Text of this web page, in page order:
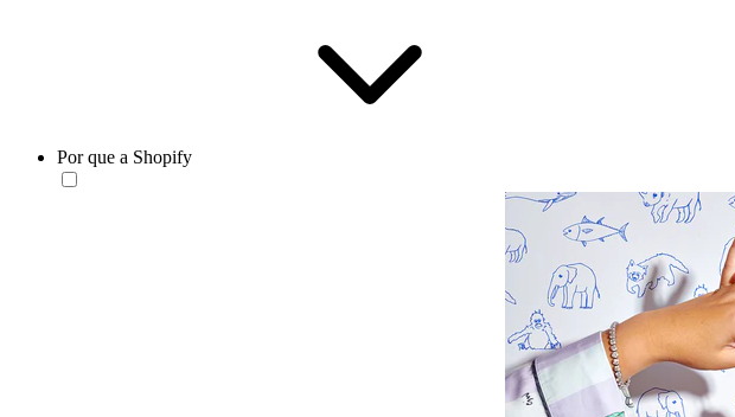
Por que a Shopify